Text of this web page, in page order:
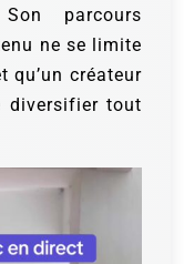
parcours
ne se limite
qu’un créateur
diversifier tout